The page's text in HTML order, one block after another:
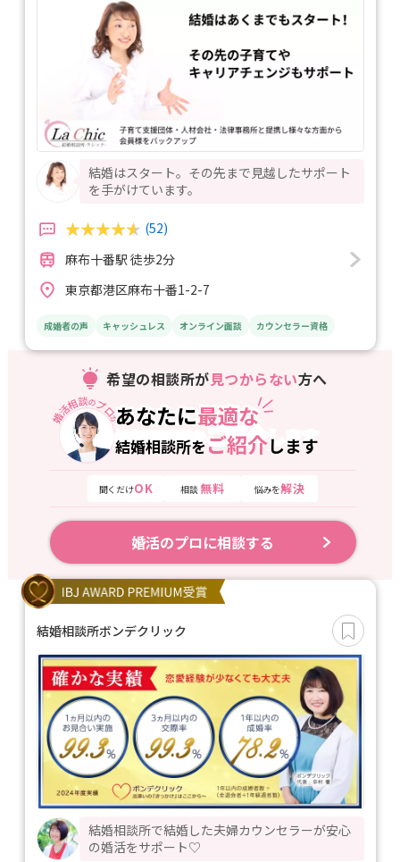
結婚はスタート。その先まで見越したサポート
を手がけています。
(52)
麻布十番駅 徒歩2分
東京都港区麻布十番1-2-7
成婚者の声 キャッシュレス オンライン面談 カウンセラー資格
希望の相談所が見つからない方へ
婚活相談のプロ
があなたに最適な
結婚相談所をご紹介します
あなたに最適な
結婚相談所をご紹介します
聞くだけOK 相談 無料 悩みを解決
婚活のプロに相談する
結婚相談所ボンデクリック
結婚相談所で結婚した夫婦カウンセラーが安心
の婚活をサポート♡